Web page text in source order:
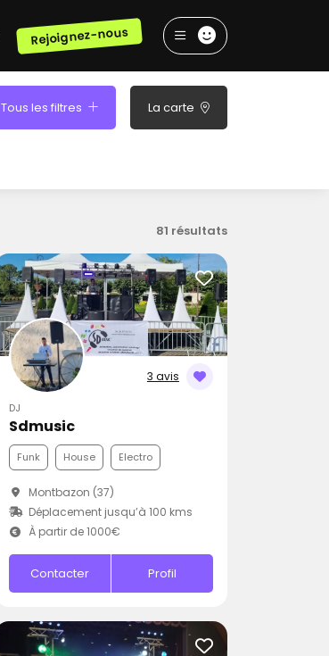
Rejoignez-nous
Tous les filtres La carte
81 résultats
3 avis
DJ
Sdmusic
Funk House Electro
Montbazon (37)
Déplacement jusqu’à 100 kms
À partir de 1000€
Contacter Profil